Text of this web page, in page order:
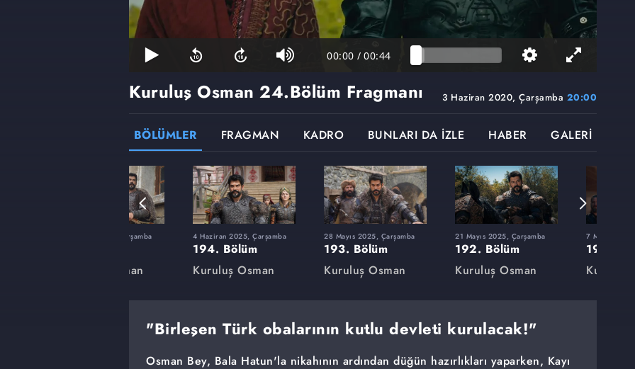
00:00 / 00:44
3 Haziran 2020, Çarşamba 20:00
Kuruluş Osman 24.Bölüm Fragmanı
BÖLÜMLER FRAGMAN KADRO BUNLARI DA İZLE HABER GALERİ
12 Şubat 2025, Çarşamba
Kuruluş Osman
4 Haziran 2025, Çarşamba
194. Bölüm
Kuruluş Osman
28 Mayıs 2025, Çarşamba
193. Bölüm
Kuruluş Osman
21 Mayıs 2025, Çarşamba
192. Bölüm
Kuruluş Osman
7 Mayıs 2025,
191.
Kuruluş
"Birleşen Türk obalarının kutlu devleti kurulacak!"
Osman Bey, Bala Hatun'la nikahının ardından düğün hazırlıkları yaparken, Kayı